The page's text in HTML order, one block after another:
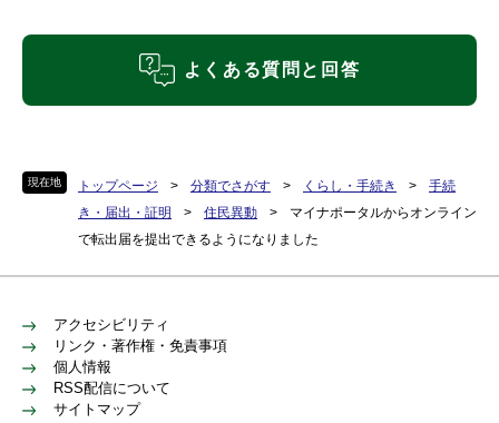
現在地 トップページ > 分類でさがす > くらし・手続き >
手続
き・届出・証明
> 住民異動 >
マイナポータルからオンライン
で転出届を提出できるようになりました
よくある質問と回答
アクセシビリティ
リンク・著作権・免責事項
個人情報
RSS配信について
サイトマップ